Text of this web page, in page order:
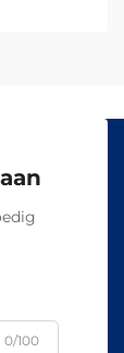
0/100